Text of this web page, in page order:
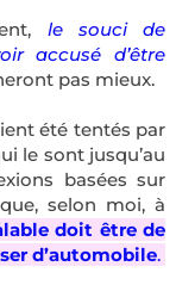
le souci de
accusé d’être
pas mieux.
été tentés par
le sont jusqu’au
basées sur
selon moi, à
doit être de
d’automobile.